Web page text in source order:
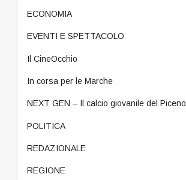
ECONOMIA
EVENTI E SPETTACOLO
Il CineOcchio
In corsa per le Marche
NEXT GEN – Il calcio giovanile del Piceno
POLITICA
REDAZIONALE
REGIONE